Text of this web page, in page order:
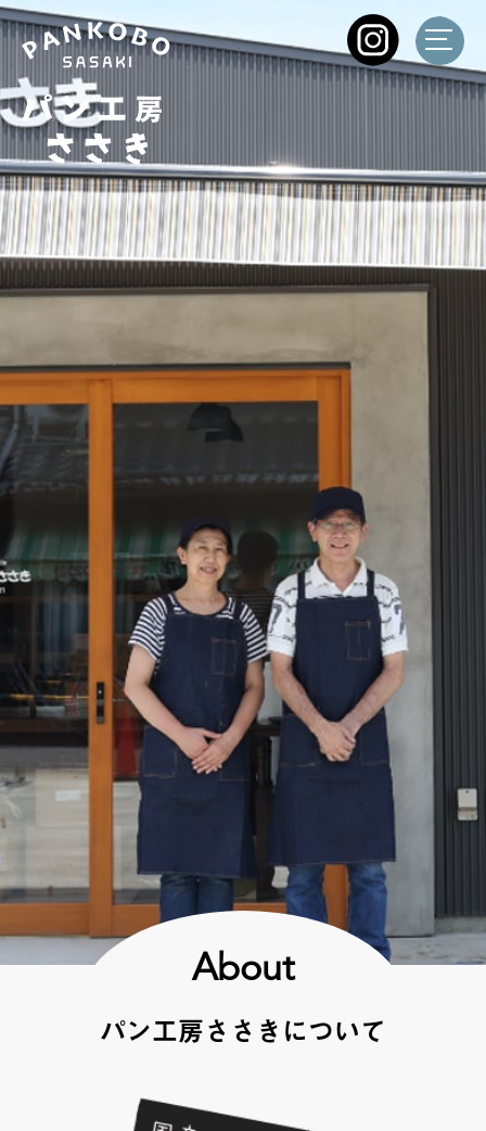
About
パン工房ささきについて